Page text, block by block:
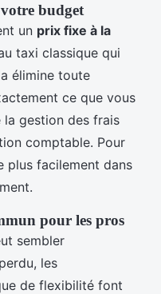
budget
un prix fixe à la
taxi classique qui
élimine toute
ce que vous
gestion des frais
comptable. Pour
plus facilement dans
pour les pros
sembler
les
de flexibilité font